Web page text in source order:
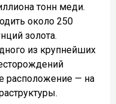
тонн меди.
около 250
золота.
из крупнейших
расположение — на